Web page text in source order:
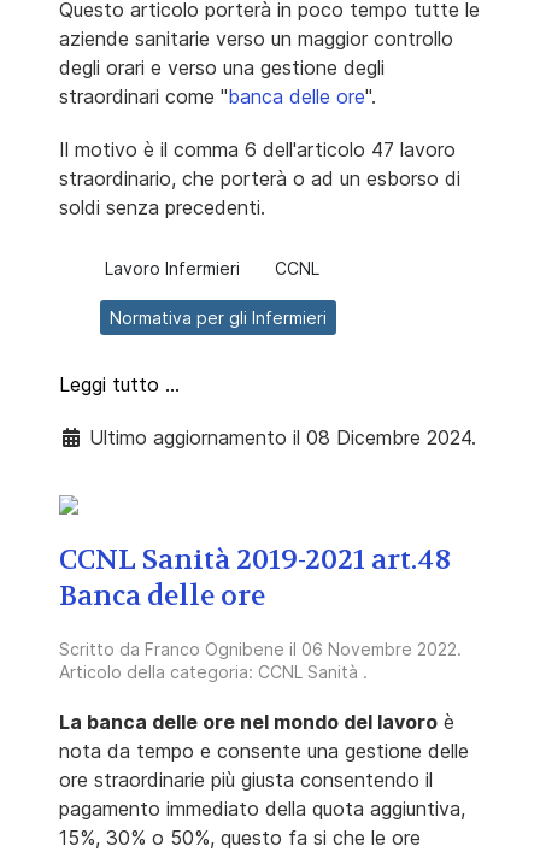
Questo articolo porterà in poco tempo tutte le
aziende sanitarie verso un maggior controllo
degli orari e verso una gestione degli
straordinari come "banca delle ore".
Il motivo è il comma 6 dell'articolo 47 lavoro
straordinario, che porterà o ad un esborso di
soldi senza precedenti.
Lavoro Infermieri CCNL
Normativa per gli Infermieri
Leggi tutto …
Ultimo aggiornamento il 08 Dicembre 2024.
CCNL Sanità 2019-2021 art.48
Banca delle ore
Scritto da Franco Ognibene il 06 Novembre 2022.
Articolo della categoria: CCNL Sanità .
La banca delle ore nel mondo del lavoro è
nota da tempo e consente una gestione delle
ore straordinarie più giusta consentendo il
pagamento immediato della quota aggiuntiva,
15%, 30% o 50%, questo fa si che le ore